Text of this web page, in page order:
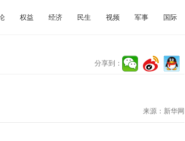
权益 经济 民生 视频 军事 国际
分享到：
来源： 新华网